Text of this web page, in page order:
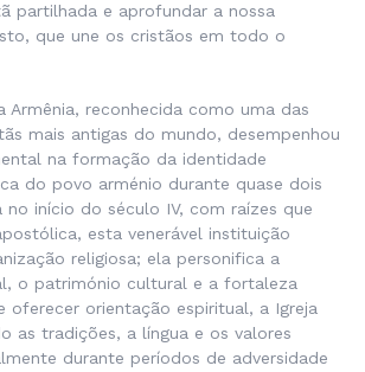
partilhada e aprofundar a nossa
que une os cristãos em todo o
Armênia, reconhecida como uma das
mais antigas do mundo, desempenhou
na formação da identidade
do povo arménio durante quase dois
no início do século IV, com raízes que
esta venerável instituição
religiosa; ela personifica a
o património cultural e a fortaleza
oferecer orientação espiritual, a Igreja
as tradições, a língua e os valores
durante períodos de adversidade